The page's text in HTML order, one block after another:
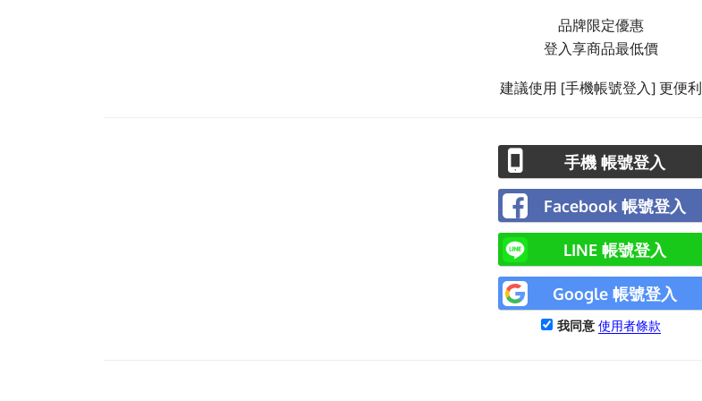
品牌限定優惠
登入享商品最低價
建議使用 [手機帳號登入] 更便利
手機 帳號登入
Facebook 帳號登入
LINE 帳號登入
Google 帳號登入
我同意 使用者條款